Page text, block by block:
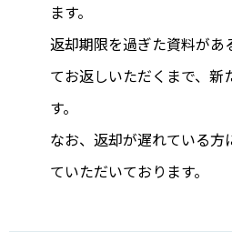
ます。
返却期限を過ぎた資料があ
てお返しいただくまで、新
す。
なお、返却が遅れている
ていただいております。